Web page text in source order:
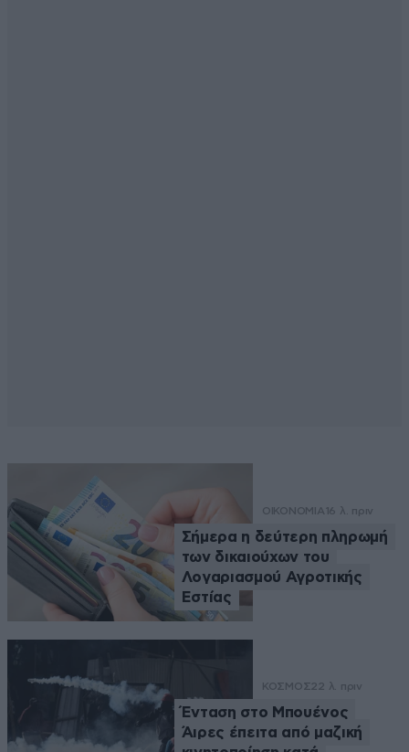
ΟΙΚΟΝΟΜΙΑ 16 λ. πριν
Σήμερα η δεύτερη πληρωμή
των δικαιούχων του
Λογαριασμού Αγροτικής
Εστίας
ΚΟΣΜΟΣ22 λ. πριν
Ένταση στο Μπουένος
Άιρες έπειτα από μαζική